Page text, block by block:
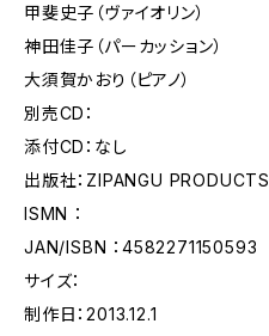
甲斐史子（ヴァイオリン）
神田佳子（パーカッション）
大須賀かおり（ピアノ）
別売CD：
添付CD：なし
出版社：ZIPANGU PRODUCTS
ISMN ：
JAN/ISBN ：4582271150593
サイズ：
制作日：2013.12.1